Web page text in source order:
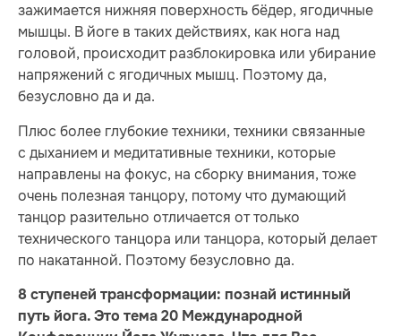
зажимается нижняя поверхность бёдер, ягодичные
мышцы. В йоге в таких действиях, как нога над
головой, происходит разблокировка или убирание
напряжений с ягодичных мышц. Поэтому да,
безусловно да и да.
Плюс более глубокие техники, техники связанные
с дыханием и медитативные техники, которые
направлены на фокус, на сборку внимания, тоже
очень полезная танцору, потому что думающий
танцор разительно отличается от только
технического танцора или танцора, который делает
по накатанной. Поэтому безусловно да.
8 ступеней трансформации: познай истинный
путь йога. Это тема 20 Международной